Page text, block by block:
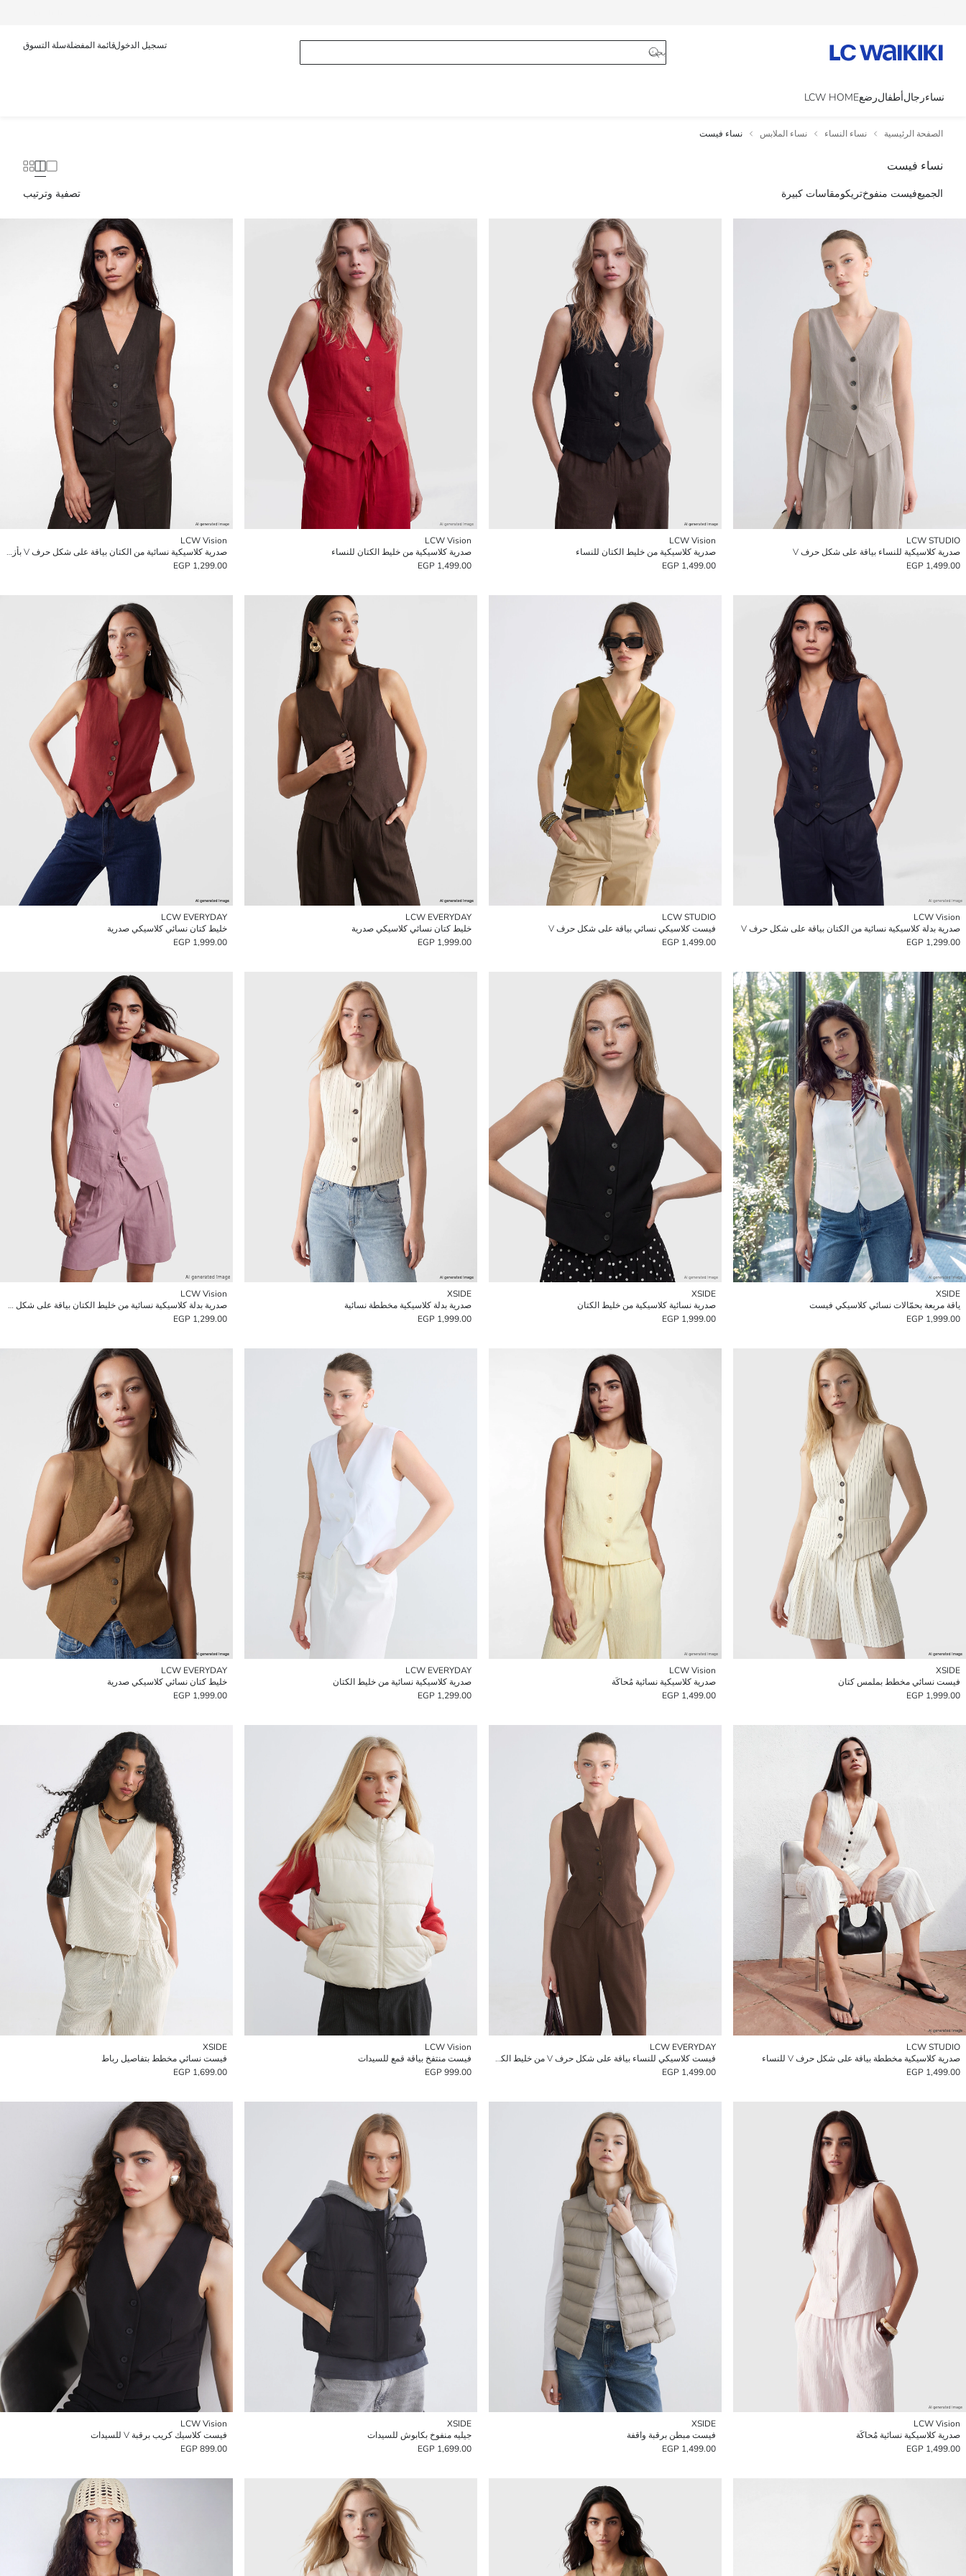
تسجيل الدخولقائمة المفضلةسلة التسوق
نساءرجالأطفالرضعLCW HOME
الصفحة الرئيسية نساء النساء نساء الملابس نساء فيست
نساء فيست
الجميعفيست منفوختريكومقاسات كبيرة تصفية وترتيب
LCW STUDIO
صدرية كلاسيكية للنساء بياقة على شكل حرف V
1,499.00 EGP
LCW Vision
صدرية كلاسيكية من خليط الكتان للنساء
1,499.00 EGP
LCW Vision
صدرية كلاسيكية من خليط الكتان للنساء
1,499.00 EGP
LCW Vision
صدرية كلاسيكية نسائية من الكتان بياقة على شكل حرف V بأزرار
1,299.00 EGP
LCW Vision
صدرية بدلة كلاسيكية نسائية من الكتان بياقة على شكل حرف V
1,299.00 EGP
LCW STUDIO
فيست كلاسيكي نسائي بياقة على شكل حرف V
1,499.00 EGP
LCW EVERYDAY
خليط كتان نسائي كلاسيكي صدرية
1,999.00 EGP
LCW EVERYDAY
خليط كتان نسائي كلاسيكي صدرية
1,999.00 EGP
XSIDE
ياقة مربعة بحمّالات نسائي كلاسيكي فيست
1,999.00 EGP
XSIDE
صدرية نسائية كلاسيكية من خليط الكتان
1,999.00 EGP
XSIDE
صدرية بدلة كلاسيكية مخططة نسائية
1,999.00 EGP
LCW Vision
صدرية بدلة كلاسيكية نسائية من خليط الكتان بياقة على شكل حرف V
1,299.00 EGP
XSIDE
فيست نسائي مخطط بملمس كتان
1,999.00 EGP
LCW Vision
صدرية كلاسيكية نسائية مُحاكَة
1,499.00 EGP
LCW EVERYDAY
صدرية كلاسيكية نسائية من خليط الكتان
1,299.00 EGP
LCW EVERYDAY
خليط كتان نسائي كلاسيكي صدرية
1,999.00 EGP
LCW STUDIO
صدرية كلاسيكية مخططة بياقة على شكل حرف V للنساء
1,499.00 EGP
LCW EVERYDAY
فيست كلاسيكي للنساء بياقة على شكل حرف V من خليط الكتان
1,499.00 EGP
LCW Vision
فيست منتفخ بياقة قمع للسيدات
999.00 EGP
XSIDE
فيست نسائي مخطط بتفاصيل رباط
1,699.00 EGP
LCW Vision
صدرية كلاسيكية نسائية مُحاكَة
1,499.00 EGP
XSIDE
فيست مبطن برقبة واقفة
1,499.00 EGP
XSIDE
جيليه منفوخ بكابوش للسيدات
1,699.00 EGP
LCW Vision
فيست كلاسيك كريب برقبة V للسيدات
899.00 EGP